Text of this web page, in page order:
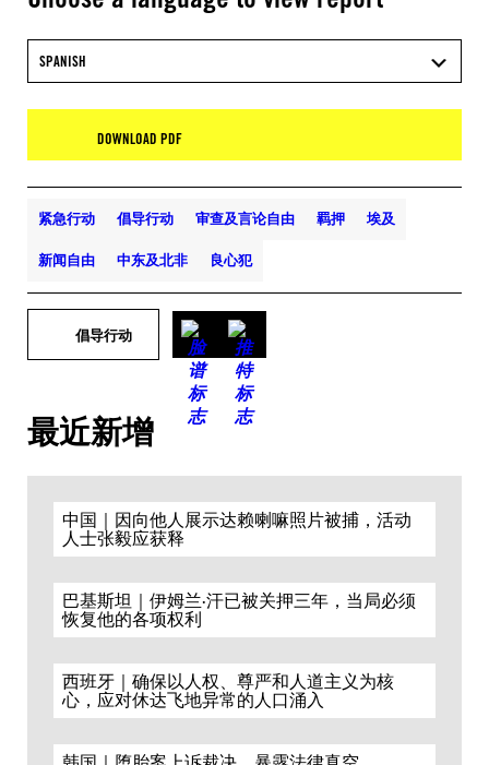
SPANISH
DOWNLOAD PDF
紧急行动 倡导行动 审查及言论自由 羁押 埃及
新闻自由 中东及北非 良心犯
倡导行动
最近新增
中国｜因向他人展示达赖喇嘛照片被捕，活动
人士张毅应获释
巴基斯坦｜伊姆兰·汗已被关押三年，当局必须
恢复他的各项权利
西班牙｜确保以人权、尊严和人道主义为核
心，应对休达飞地异常的人口涌入